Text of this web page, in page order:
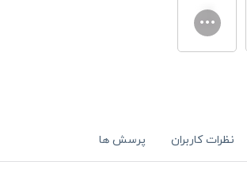
نظرات کاربران پرسش ها